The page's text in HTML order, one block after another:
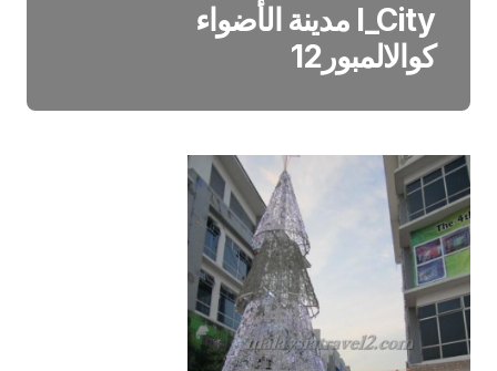
I_City مدينة الأضواء
كوالالمبور12